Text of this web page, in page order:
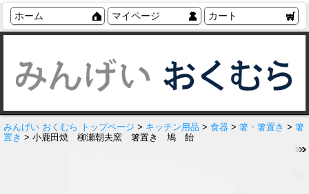
ホーム マイページ カート
みんげい おくむら トップページ > キッチン用品 > 食器 > 箸・箸置き > 箸
置き > 小鹿田焼 柳瀬朝夫窯 箸置き 鳩 飴